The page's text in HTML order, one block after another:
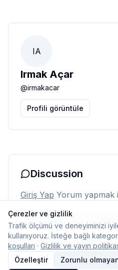
IA
Irmak Açar
@irmakacar
Profili görüntüle
Discussion
Giriş Yap Yorum yapmak
Henüz yorum yok. İlk yorumu
© 2026 TypelishAna Sayfa
Çerezler ve gizlilik
Trafik ölçümü ve deneyiminizi
kullanıyoruz. İsteğe bağlı
koşulları · Gizlilik ve yayın
Özelleştir
Zorunlu